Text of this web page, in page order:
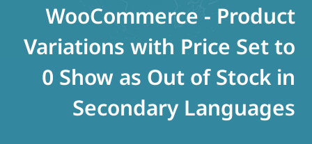
WooCommerce - Product
Variations with Price Set to
0 Show as Out of Stock in
Secondary Languages